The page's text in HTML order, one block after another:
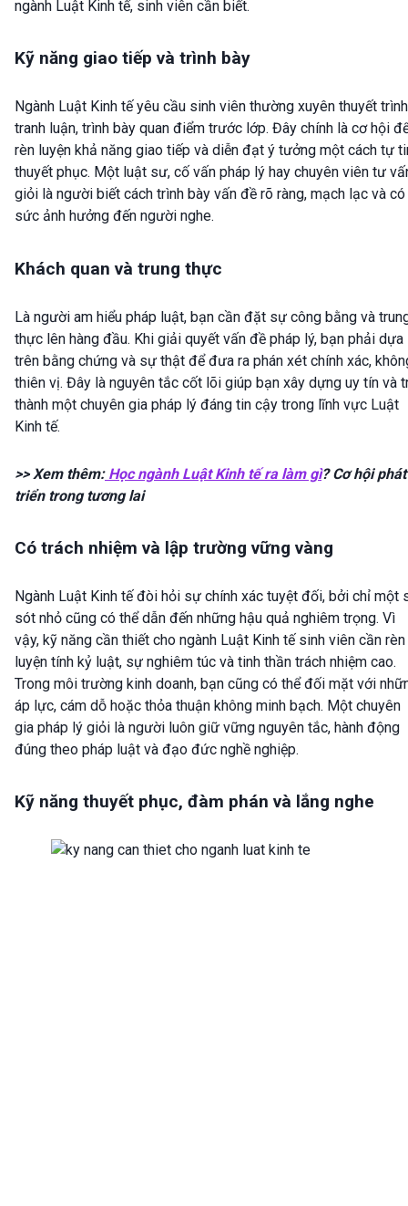
ngành Luật Kinh tế, sinh viên cần biết.
Kỹ năng giao tiếp và trình bày
Ngành Luật Kinh tế yêu cầu sinh viên thường xuyên thuyết
tranh luận, trình bày quan điểm trước lớp. Đây chính là cơ hội
rèn luyện khả năng giao tiếp và diễn đạt ý tưởng một cách tự
thuyết phục. Một luật sư, cố vấn pháp lý hay chuyên viên tư
giỏi là người biết cách trình bày vấn đề rõ ràng, mạch lạc và có
sức ảnh hưởng đến người nghe.
Khách quan và trung thực
Là người am hiểu pháp luật, bạn cần đặt sự công bằng và
thực lên hàng đầu. Khi giải quyết vấn đề pháp lý, bạn phải dựa
trên bằng chứng và sự thật để đưa ra phán xét chính xác,
thiên vị. Đây là nguyên tắc cốt lõi giúp bạn xây dựng uy tín và
thành một chuyên gia pháp lý đáng tin cậy trong lĩnh vực Luật
Kinh tế.
>> Xem thêm:Học ngành Luật Kinh tế ra làm gì? Cơ hội phát
triển trong tương lai
Có trách nhiệm và lập trường vững vàng
Ngành Luật Kinh tế đòi hỏi sự chính xác tuyệt đối, bởi chỉ một
sót nhỏ cũng có thể dẫn đến những hậu quả nghiêm trọng. Vì
vậy, kỹ năng cần thiết cho ngành Luật Kinh tế sinh viên cần rèn
luyện tính kỷ luật, sự nghiêm túc và tinh thần trách nhiệm cao.
Trong môi trường kinh doanh, bạn cũng có thể đối mặt với
áp lực, cám dỗ hoặc thỏa thuận không minh bạch. Một chuyên
gia pháp lý giỏi là người luôn giữ vững nguyên tắc, hành động
đúng theo pháp luật và đạo đức nghề nghiệp.
Kỹ năng thuyết phục, đàm phán và lắng nghe